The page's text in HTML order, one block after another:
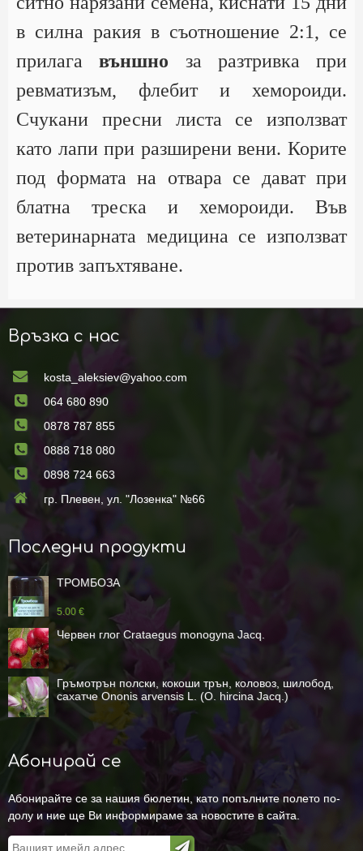
в силна ракия в съотношение 2:1, се
прилагавъншно за разтривка при
ревматизъм, флебит и хемороиди.
Счукани пресни листа се използват
като лапи при разширени вени. Корите
под формата на отвара се дават при
блатна треска и хемороиди. Във
ветеринарната медицина се използват
против запъхтяване.
Връзка с нас
kosta_aleksiev@yahoo.com
064 680 890
0878 787 855
0888 718 080
0898 724 663
гр. Плевен, ул. "Лозенка" №66
Последни продукти
ТРОМБОЗА
5.00 €
Червен глог Crataegus monogyna Jacq.
Гръмотрън полски, кокоши трън, коловоз, шилобод,
сахатче Ononis arvensis L. (O. hircina Jacq.)
Абонирай се
Абонирайте се за нашия бюлетин, като попълните полето по-
долу и ние ще Ви информираме за новостите в сайта.